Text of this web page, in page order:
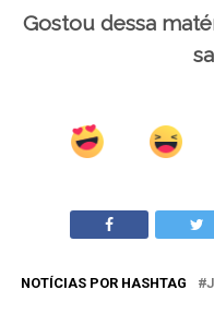
Gostou dessa
NOTÍCIAS POR HASHTAG